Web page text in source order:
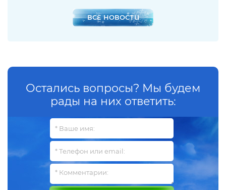
ВСЕ НОВОСТИ
Остались вопросы? Мы будем
рады на них ответить: